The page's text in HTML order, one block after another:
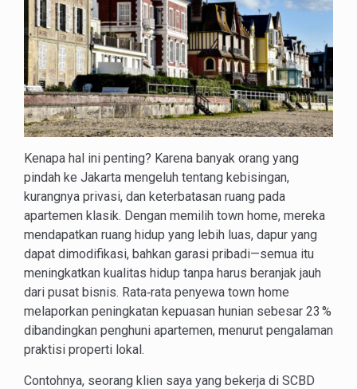
Kenapa hal ini penting? Karena banyak orang yang
pindah ke Jakarta mengeluh tentang kebisingan,
kurangnya privasi, dan keterbatasan ruang pada
apartemen klasik. Dengan memilih town home, mereka
mendapatkan ruang hidup yang lebih luas, dapur yang
dapat dimodifikasi, bahkan garasi pribadi—semua itu
meningkatkan kualitas hidup tanpa harus beranjak jauh
dari pusat bisnis. Rata‑rata penyewa town home
melaporkan peningkatan kepuasan hunian sebesar 23 %
dibandingkan penghuni apartemen, menurut pengalaman
praktisi properti lokal.
Contohnya, seorang klien saya yang bekerja di SCBD